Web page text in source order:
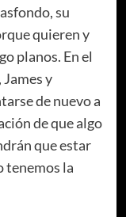
su
quieren y
planos. En el
y
de nuevo a
de que algo
que estar
tenemos la